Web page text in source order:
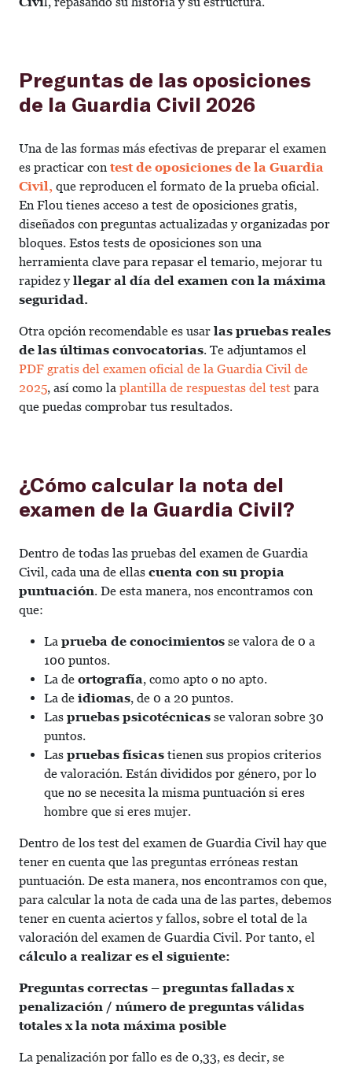
Preguntas de las oposiciones
de la Guardia Civil 2026
Una de las formas más efectivas de preparar el examen
es practicar con test de oposiciones de la Guardia
Civil, que reproducen el formato de la prueba oficial.
En Flou tienes acceso a test de oposiciones gratis,
diseñados con preguntas actualizadas y organizadas por
bloques. Estos tests de oposiciones son una
herramienta clave para repasar el temario, mejorar tu
rapidez y llegar al día del examen con la máxima
seguridad.
Otra opción recomendable es usar las pruebas reales
de las últimas convocatorias. Te adjuntamos el
PDF gratis del examen oficial de la Guardia Civil de
2025, así como la plantilla de respuestas del test para
que puedas comprobar tus resultados.
¿Cómo calcular la nota del
examen de la Guardia Civil?
Dentro de todas las pruebas del examen de Guardia
Civil, cada una de ellas cuenta con su propia
puntuación. De esta manera, nos encontramos con
que:
La prueba de conocimientos se valora de 0 a
100 puntos.
La de ortografía, como apto o no apto.
La de idiomas, de 0 a 20 puntos.
Las pruebas psicotécnicas se valoran sobre 30
puntos.
Las pruebas físicas tienen sus propios criterios
de valoración. Están divididos por género, por lo
que no se necesita la misma puntuación si eres
hombre que si eres mujer.
Dentro de los test del examen de Guardia Civil hay que
tener en cuenta que las preguntas erróneas restan
puntuación. De esta manera, nos encontramos con que,
para calcular la nota de cada una de las partes, debemos
tener en cuenta aciertos y fallos, sobre el total de la
valoración del examen de Guardia Civil. Por tanto, el
cálculo a realizar es el siguiente:
Preguntas correctas – preguntas falladas x
penalización / número de preguntas válidas
totales x la nota máxima posible
La penalización por fallo es de 0,33, es decir, se